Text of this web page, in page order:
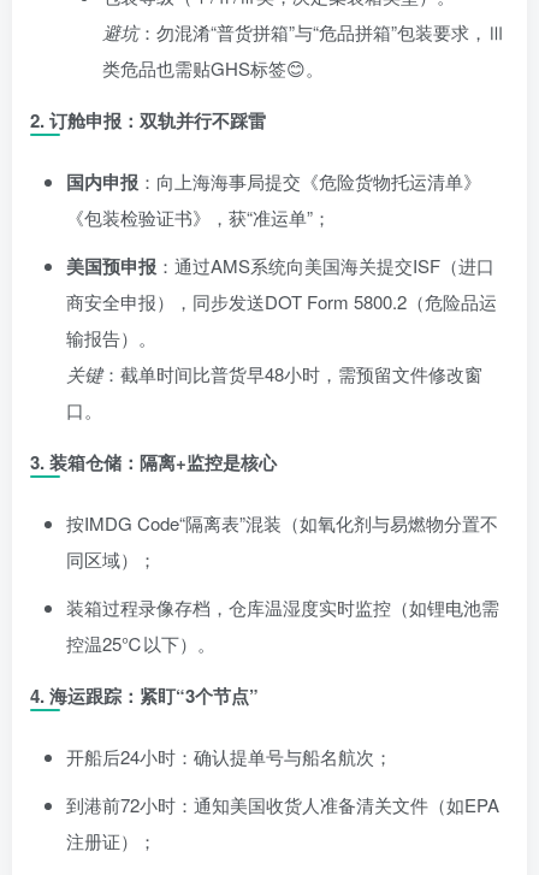
避坑：勿混淆“普货拼箱”与“危品拼箱”包装要求，Ⅲ
类危品也需贴GHS标签😊。
2.订舱申报：双轨并行不踩雷
国内申报 ：向上海海事局提交《危险货物托运清单》
《包装检验证书》，获“准运单”；
美国预申报 ：通过AMS系统向美国海关提交ISF（进口
商安全申报），同步发送DOT Form 5800.2（危险品运
输报告）。
关键：截单时间比普货早48小时，需预留文件修改窗
口。
3.装箱仓储：隔离+监控是核心
按IMDG Code“隔离表”混装（如氧化剂与易燃物分置不
同区域）；
装箱过程录像存档，仓库温湿度实时监控（如锂电池需
控温25℃以下）。
4.海运跟踪：紧盯“3个节点”
开船后24小时：确认提单号与船名航次；
到港前72小时：通知美国收货人准备清关文件（如EPA
注册证）；